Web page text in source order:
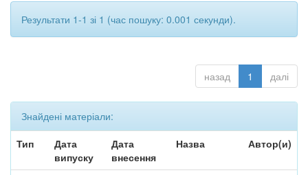
Результати 1-1 зі 1 (час пошуку: 0.001 секунди).
назад 1 далі
Знайдені матеріали:
Тип
Дата
випуску
Дата
внесення
Назва Автор(и)